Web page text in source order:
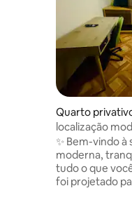
Quarto
o Herrera
localização
Fi e TV HD
✨ Bem-vindo
moderna,
tudo o que
foi projetado